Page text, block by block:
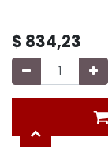
$ 834,23